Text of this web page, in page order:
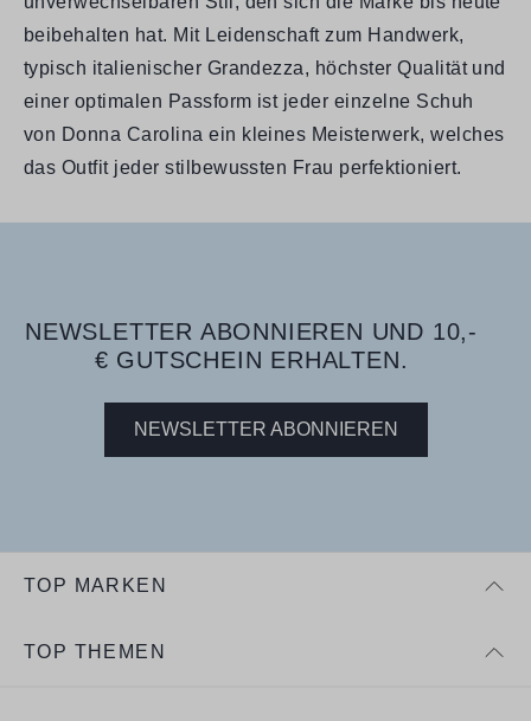
beibehalten hat. Mit Leidenschaft zum Handwerk,
typisch italienischer Grandezza, höchster Qualität und
einer optimalen Passform ist jeder einzelne Schuh
von Donna Carolina ein kleines Meisterwerk, welches
das Outfit jeder stilbewussten Frau perfektioniert.
NEWSLETTER ABONNIEREN UND 10,-
€ GUTSCHEIN ERHALTEN.
NEWSLETTER ABONNIEREN
TOP MARKEN
TOP THEMEN